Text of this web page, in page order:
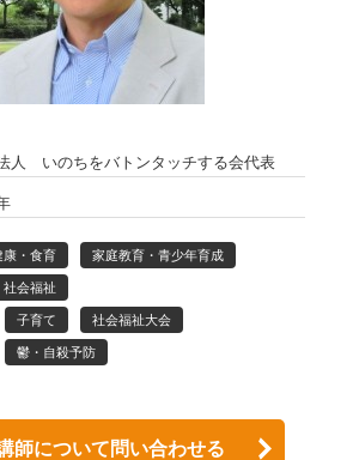
人 いのちをバトンタッチする会代表
康・食育 家庭教育・青少年育成
社会福祉
子育て 社会福祉大会
鬱・自殺予防
師について問い合わせる